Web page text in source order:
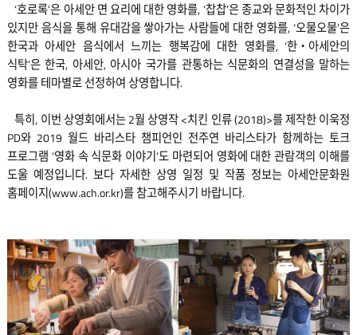
‘호로록’은 아세안 면 요리에 대한 영화를, ‘찹찹’은 종교와 문화적인 차이가
있지만 음식을 통해 유대감을 쌓아가는 사람들에 대한 영화를, ‘오물오물’은
한국과 아세안 음식에서 느끼는 행복감에 대한 영화를, ‘한‧아세안의
식탁’은 한국, 아세안, 아시아 국가를 관통하는 식문화의 연결성을 말하는
영화를 테마별로 선정하여 상영합니다.
특히, 이번 상영회에서는 2월 상영작 <치킨 인류 (2018)>를 제작한 이욱정
PD와 2019 월드 바리스타 챔피언인 전주연 바리스타가 함께하는 토크
프로그램 ‘영화 속 식문화 이야기’도 마련되어 영화에 대한 관람객의 이해를
도울 예정입니다. 보다 자세한 상영 일정 및 작품 정보는 아세안문화원
홈페이지(www.ach.or.kr)를 참고해주시기 바랍니다.